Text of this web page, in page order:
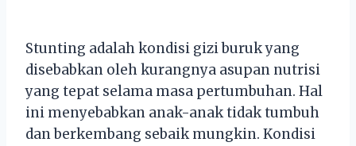
Stunting adalah kondisi gizi buruk yang
disebabkan oleh kurangnya asupan nutrisi
yang tepat selama masa pertumbuhan. Hal
ini menyebabkan anak-anak tidak tumbuh
dan berkembang sebaik mungkin. Kondisi